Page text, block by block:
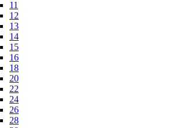
11
12
13
14
15
16
18
20
22
24
26
28